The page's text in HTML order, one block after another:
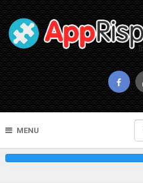
MENU